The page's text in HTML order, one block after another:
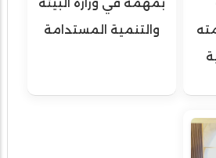
بمهمة في وزارة البيئة
والتنمية المستدامة